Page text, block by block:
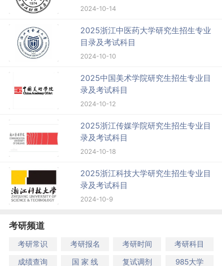
2024-10-14
2025浙江中医药大学研究生招生专业
目录及考试科目
2024-10-10
2025中国美术学院研究生招生专业目
录及考试科目
2024-10-12
2025浙江传媒学院研究生招生专业目
录及考试科目
2024-10-18
2025浙江科技大学研究生招生专业目
录及考试科目
2024-10-9
考研频道
考研常识 考研报名 考研时间
考研科目
成绩查询
国 家 线 复试调剂 985大学